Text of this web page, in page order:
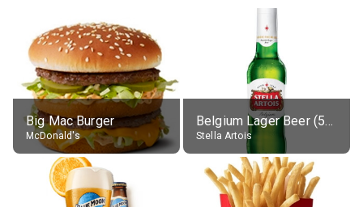
Big Mac Burger
McDonald's
Belgium Lager Beer (5% alc.)
Stella Artois